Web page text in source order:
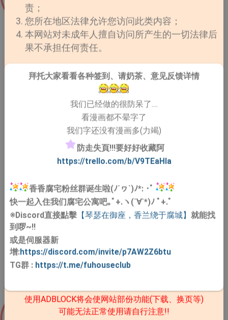
责；
您所在地区法律允许您访问此类内容；
本网站对未成年人擅自访问所产生的一切法律后
果不承担任何责任。
拜托大家看看各种签到、请奶茶、意见反馈详情
我们已经做的很防呆了....
看漫画都不晕字了
我们字还没有漫画多(力竭)
防走失頁!!!要好好收藏阿
https://trello.com/b/V9TEaHIa
香香腐宅粉丝群诞生啦(ﾉ´ヮ`)ﾉ*: ･ﾟ
快一起入住我们腐宅公寓吧｡ﾟ+.ヽ(´∀`*)ﾉ ﾟ+.ﾟ
※Discord直接點擊【琴瑟在御座，香兰绕于腐城】 就能找
到啰~!!
或是伺服器新
增:https://discord.com/invite/p7AW2Z6btu
TG群: https://t.me/fuhouseclub
使用ADBLOCK将会使网站部份功能(下载、换页等)
可能无法正常使用请自行注意!!